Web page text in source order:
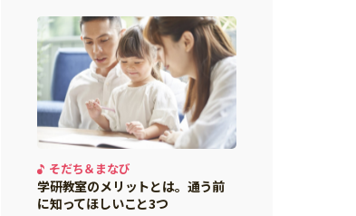
そだち＆まなび
学研教室のメリットとは。通う前
に知ってほしいこと3つ